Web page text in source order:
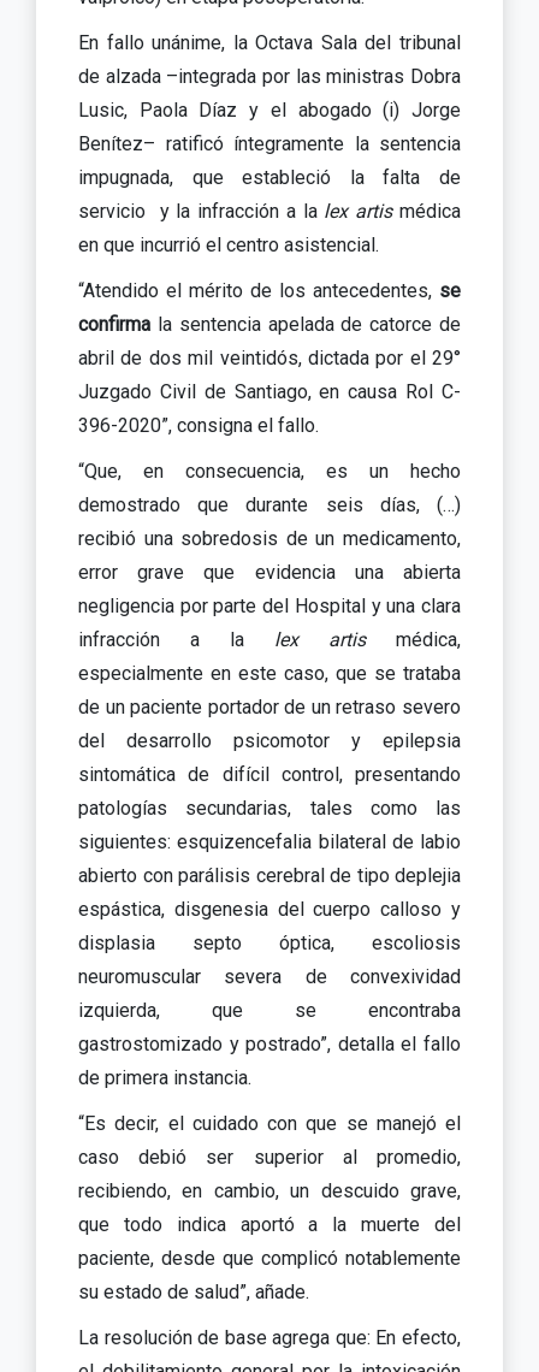
En fallo unánime, la Octava Sala del tribunal
de alzada –integrada por las ministras Dobra
Lusic, Paola Díaz y el abogado (i) Jorge
Benítez– ratificó íntegramente la sentencia
impugnada, que estableció la falta de
servicio y la infracción a la lex artismédica
en que incurrió el centro asistencial.
“Atendido el mérito de los antecedentes, se
confirma la sentencia apelada de catorce de
abril de dos mil veintidós, dictada por el 29°
Juzgado Civil de Santiago, en causa Rol C-
396-2020”, consigna el fallo.
“Que, en consecuencia, es un hecho
demostrado que durante seis días, (…)
recibió una sobredosis de un medicamento,
error grave que evidencia una abierta
negligencia por parte del Hospital y una clara
infracción a la lex artismédica,
especialmente en este caso, que se trataba
de un paciente portador de un retraso severo
del desarrollo psicomotor y epilepsia
sintomática de difícil control, presentando
patologías secundarias, tales como las
siguientes: esquizencefalia bilateral de labio
abierto con parálisis cerebral de tipo deplejia
espástica, disgenesia del cuerpo calloso y
displasia septo óptica, escoliosis
neuromuscular severa de convexividad
izquierda, que se encontraba
gastrostomizado y postrado”, detalla el fallo
de primera instancia.
“Es decir, el cuidado con que se manejó el
caso debió ser superior al promedio,
recibiendo, en cambio, un descuido grave,
que todo indica aportó a la muerte del
paciente, desde que complicó notablemente
su estado de salud”, añade.
La resolución de base agrega que: En efecto,